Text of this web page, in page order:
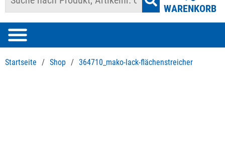
WARENKORB
Startseite / Shop / 364710_mako-lack-flächenstreicher